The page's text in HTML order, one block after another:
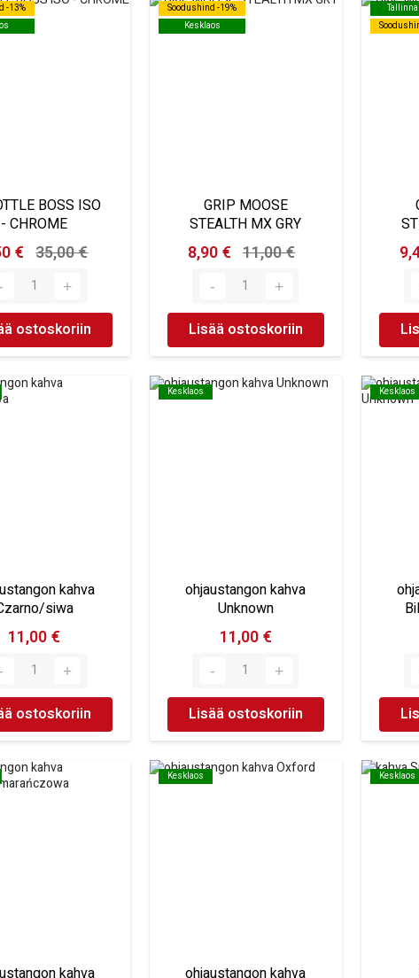
-13%
-13%
BOSS ISO
- CHROME
€ 35,00 €
ostoskoriin
Soodushind -19%
Kesklaos
Soodushind -19%
Kesklaos
GRIP MOOSE
STEALTH MX GRY
8,90 € 11,00 €
Lisää ostoskoriin
kahva
siwa
11,00 €
ostoskoriin
Kesklaos
Kesklaos
ohjaustangon kahva
Unknown
11,00 €
Lisää ostoskoriin
Kesklaos
Kesklaos
Kesklaos
Kesklaos Kesklaos
Kesklaos